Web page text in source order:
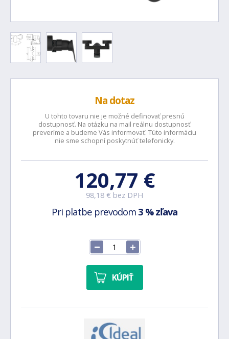
Na dotaz
U tohto tovaru nie je možné definovať presnú
dostupnosť. Na otázku na mail reálnu dostupnosť
preveríme a budeme Vás informovať. Túto informáciu
nie sme schopní poskytnúť telefonicky.
120,77 €
98,18 € bez DPH
Pri platbe prevodom 3 % zľava
KÚPIŤ